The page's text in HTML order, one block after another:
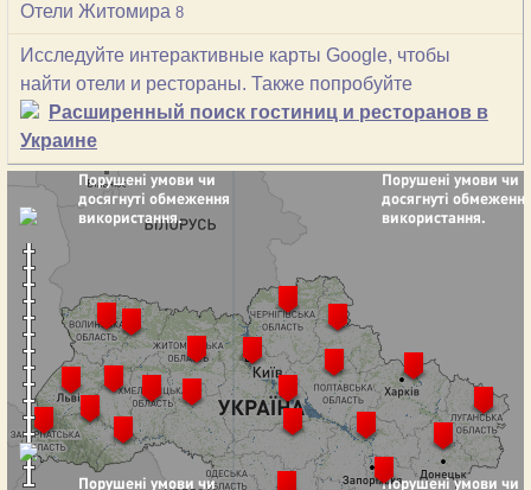
Отели Житомира 8
Исследуйте интерактивные карты Google, чтобы
найти отели и рестораны. Также попробуйте
Расширенный поиск гостиниц и ресторанов в
Украине